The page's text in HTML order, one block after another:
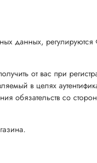
данных,
от вас при
в целях
обязательств со